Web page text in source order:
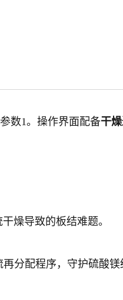
数1。操作界面配备干
燥导致的板结难题。
分配程序，守护硫酸镁